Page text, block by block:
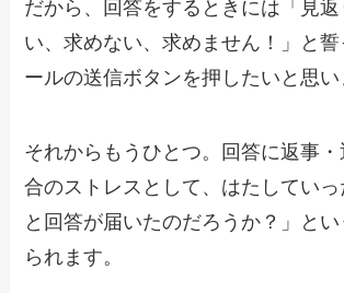
だから、回答をするときには「見
い、求めない、求めません！」と誓
ールの送信ボタンを押したいと思い
それからもうひとつ。回答に返事
合のストレスとして、はたしてい
と回答が届いたのだろうか？」と
られます。